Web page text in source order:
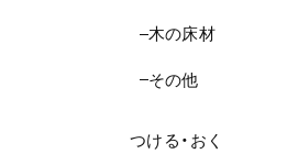
木の床材
その他
つける・おく